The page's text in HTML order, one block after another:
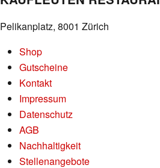
Pelikanplatz, 8001 Zürich
Shop
Gutscheine
Kontakt
Impressum
Datenschutz
AGB
Nachhaltigkeit
Stellenangebote